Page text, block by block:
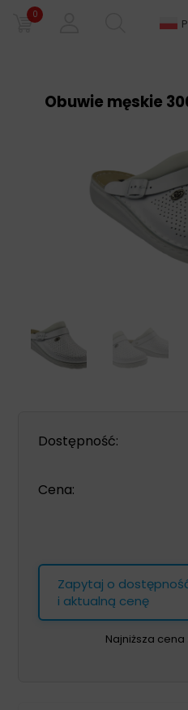
0
Obuwie męskie
Dostępność:
Cena:
Zapytaj o
i aktualną cenę
Najniższa